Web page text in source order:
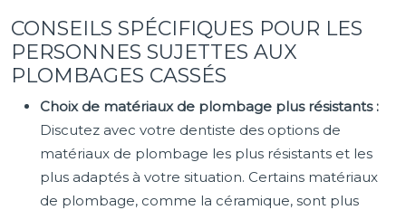
CONSEILS SPÉCIFIQUES POUR LES
PERSONNES SUJETTES AUX
PLOMBAGES CASSÉS
Choix de matériaux de plombage plus résistants :
Discutez avec votre dentiste des options de
matériaux de plombage les plus résistants et les
plus adaptés à votre situation. Certains matériaux
de plombage, comme la céramique, sont plus